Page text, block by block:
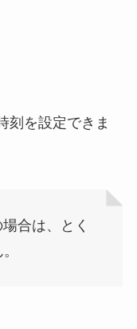
刻を設定できま
合は、とく